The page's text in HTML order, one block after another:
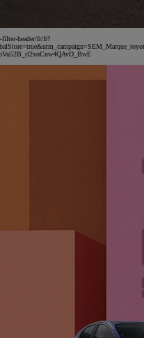
filter-header/fr/fr?